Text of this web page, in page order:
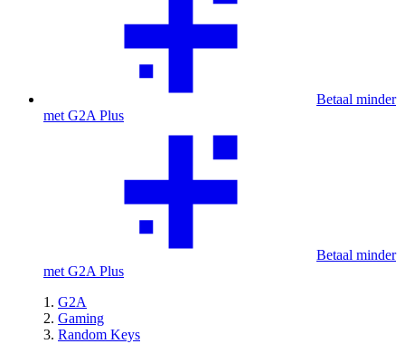
Betaal minder
met G2A Plus
Betaal minder
met G2A Plus
G2A
Gaming
Random Keys